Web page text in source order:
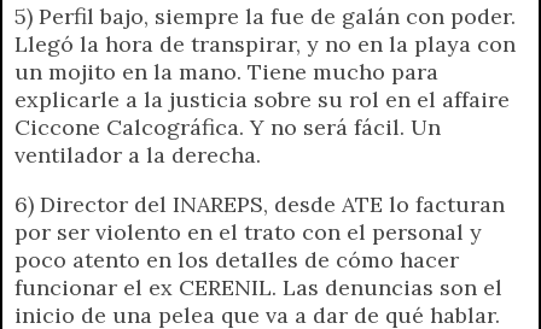
5) Perfil bajo, siempre la fue de galán con poder.
Llegó la hora de transpirar, y no en la playa con
un mojito en la mano. Tiene mucho para
explicarle a la justicia sobre su rol en el affaire
Ciccone Calcográfica. Y no será fácil. Un
ventilador a la derecha.
6) Director del INAREPS, desde ATE lo facturan
por ser violento en el trato con el personal y
poco atento en los detalles de cómo hacer
funcionar el ex CERENIL. Las denuncias son el
inicio de una pelea que va a dar de qué hablar.